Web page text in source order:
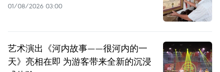
01/08/2026 03:00
艺术演出《河内故事——很河内的一
天》亮相在即 为游客带来全新的沉浸